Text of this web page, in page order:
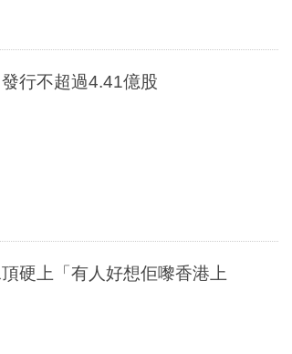
行不超過4.41億股
硬上「有人好想佢嚟香港上